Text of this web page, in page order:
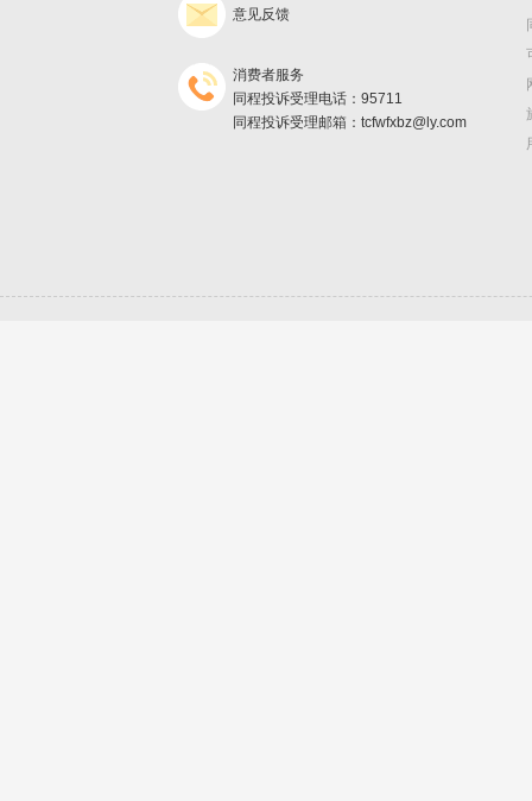
意见反馈
消费者服务
同程投诉受理电话：95711
同程投诉受理邮箱：tcfwfxbz@ly.com